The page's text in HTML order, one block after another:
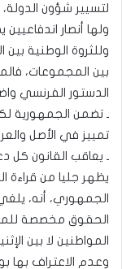
لتسيير شؤون
ولها أنصار
وللثروة الوطنية بين
بين المجموعات،
الدستور الفرنسي
ـ تضمن الجمهورية
تمييز في الأصل
ـ يعاقب القانون
يظهر جليا من قراءة
الجمهوري، أنه،
الحقوق مخصصة
المواطنين لا بين
وعدم الاعتراف